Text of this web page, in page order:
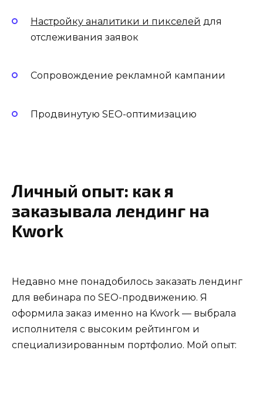
Настройку аналитики и пикселей для
отслеживания заявок
Сопровождение рекламной кампании
Продвинутую SEO-оптимизацию
Личный опыт: как я
заказывала лендинг на
Kwork
Недавно мне понадобилось заказать лендинг
для вебинара по SEO-продвижению. Я
оформила заказ именно на Kwork — выбрала
исполнителя с высоким рейтингом и
специализированным портфолио. Мой опыт: